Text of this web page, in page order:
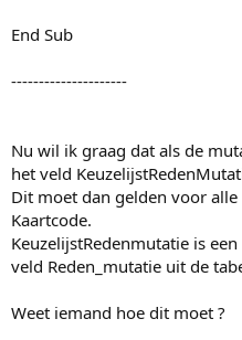
End Sub
---------------------
Nu wil ik graag dat als de
het veld
Dit moet dan gelden voor
Kaartcode.
KeuzelijstRedenmutatie is
veld Reden_mutatie uit de
Weet iemand hoe dit moet ?